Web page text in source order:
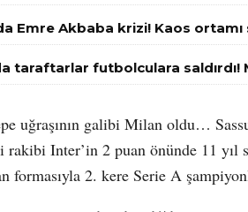
Emre Akbaba krizi! Kaos
taraftarlar futbolculara saldırdı!
uğraşının galibi Milan oldu…
rakibi Inter’in 2 puan önünde 11
2. kere Serie A